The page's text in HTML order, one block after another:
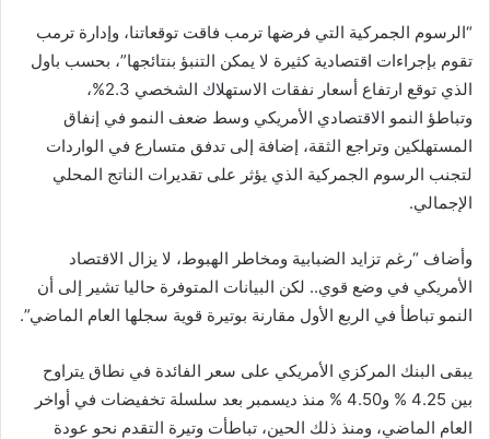
“الرسوم الجمركية التي فرضها ترمب فاقت توقعاتنا، وإدارة ترمب
تقوم بإجراءات اقتصادية كثيرة لا يمكن التنبؤ بنتائجها”، بحسب باول
الذي توقع ارتفاع أسعار نفقات الاستهلاك الشخصي 2.3%،
وتباطؤ النمو الاقتصادي الأمريكي وسط ضعف النمو في إنفاق
المستهلكين وتراجع الثقة، إضافة إلى تدفق متسارع في الواردات
لتجنب الرسوم الجمركية الذي يؤثر على تقديرات الناتج المحلي
الإجمالي.
وأضاف “رغم تزايد الضبابية ومخاطر الهبوط، لا يزال الاقتصاد
الأمريكي في وضع قوي.. لكن البيانات المتوفرة حاليا تشير إلى أن
النمو تباطأ في الربع الأول مقارنة بوتيرة قوية سجلها العام الماضي”.
يبقى البنك المركزي الأمريكي على سعر الفائدة في نطاق يتراوح
بين 4.25 % و4.50 % منذ ديسمبر بعد سلسلة تخفيضات في أواخر
العام الماضي، ومنذ ذلك الحين، تباطأت وتيرة التقدم نحو عودة